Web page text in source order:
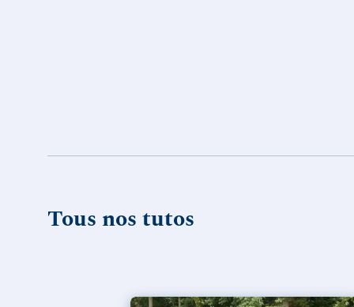
Tous nos tutos